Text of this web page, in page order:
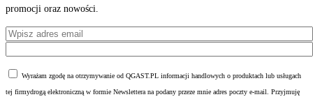
promocji oraz nowości.
Wyrażam zgodę na otrzymywanie od QGAST.PL informacji handlowych o produktach lub usługach
tej firmydrogą elektroniczną w formie Newslettera na podany przeze mnie adres poczty e-mail. Przyjmuję